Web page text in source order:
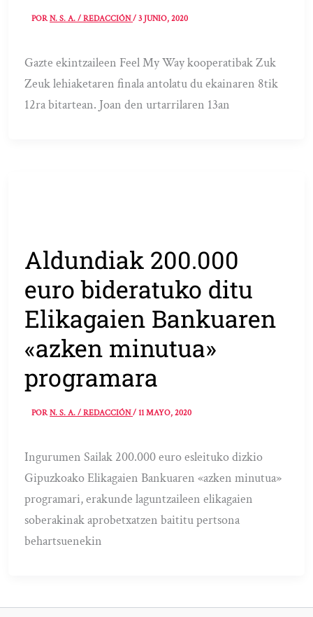
PORN. S. A. / REDACCIÓN/3 JUNIO, 2020
Gazte ekintzaileen Feel My Way kooperatibak Zuk
Zeuk lehiaketaren finala antolatu du ekainaren 8tik
12ra bitartean. Joan den urtarrilaren 13an
Aldundiak 200.000
euro bideratuko ditu
Elikagaien Bankuaren
«azken minutua»
programara
PORN. S. A. / REDACCIÓN/11 MAYO, 2020
Ingurumen Sailak 200.000 euro esleituko dizkio
Gipuzkoako Elikagaien Bankuaren «azken minutua»
programari, erakunde laguntzaileen elikagaien
soberakinak aprobetxatzen baititu pertsona
behartsuenekin